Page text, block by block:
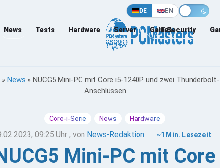
DE EN
News Tests Hardware Server Games
IT-Security
» News » NUCG5 Mini-PC mit Core i5-1240P und zwei Thunderbolt-
Anschlüssen
Core-i-Serie News Hardware
09:25 Uhr , von News-Redaktion ~1 Min. Lesezeit
Mini-PC mit Core